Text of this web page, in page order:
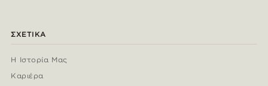
ΣΧΕΤΙΚΆ
Η Ιστορία Μας
Καριέρα